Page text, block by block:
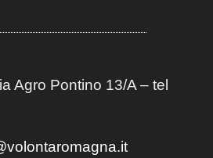
Agro Pontino 13/A– tel